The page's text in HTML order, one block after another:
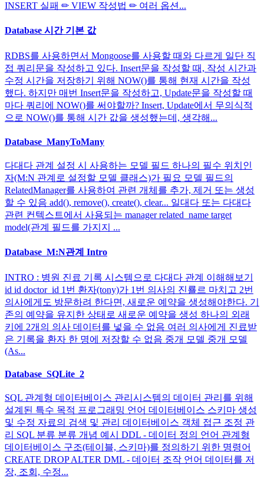
INSERT 실패 ✏ VIEW 작성법 ✏ 여러 옵션...
Database 시간 기본 값
RDBS를 사용하면서 Mongoose를 사용할 때와 다르게 일단 직
접 쿼리문을 작성하고 있다. Insert문을 작성할 때, 작성 시간과
수정 시간을 저장하기 위해 NOW()를 통해 현재 시간을 작성
했다. 하지만 매번 Insert문을 작성하고, Update문을 작성할 때
마다 쿼리에 NOW()를 써야할까? Insert, Update에서 무의식적
으로 NOW()를 통해 시간 값을 생성했는데, 생각해...
Database_ManyToMany
다대다 관계 설정 시 사용하는 모델 필드 하나의 필수 위치인
자(M:N 관계로 설정할 모델 클래스)가 필요 모델 필드의
RelatedManager를 사용하여 관련 개체를 추가, 제거 또는 생성
할 수 있음 add(), remove(), create(), clear... 일대다 또는 다대다
관련 컨텍스트에서 사용되는 manager related_name target
model(관계 필드를 가지지 ...
Database_M:N관계 Intro
INTRO : 병원 진료 기록 시스템으로 다대다 관계 이해해보기
id id doctor_id 1번 환자(tony)가 1번 의사의 진룔르 마치고 2번
의사에게도 방문하려 한다면, 새로운 예약을 생성해야한다. 기
존의 예약을 유지한 상태로 새로운 예약을 생성 하나의 외래
키에 2개의 의사 데이터를 넣을 수 없음 여러 의사에게 진료받
은 기록을 환자 한 명에 저장할 수 없음 중개 모델 중개 모델
(As...
Database_SQLite_2
SQL 관계형 데이터베이스 관리시스템의 데이터 관리를 위해
설계된 특수 목적 프로그래밍 언어 데이터베이스 스키마 생성
및 수정 자료의 검색 및 관리 데이터베이스 객체 접근 조정 관
리 SQL 분류 분류 개념 예시 DDL - 데이터 정의 언어 관계형
데이터베이스 구조(테이블, 스키마)를 정의하기 위한 명령어
CREATE DROP ALTER DML - 데이터 조작 언어 데이터를 저
장, 조회, 수정...